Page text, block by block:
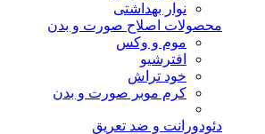
نوار بهداشتی
محصولات اصلاح صورت و بدن
موم و وکس
افترشیو
خود تراش
کرم موبر صورت و بدن
دئودورانت و ضد تعریق